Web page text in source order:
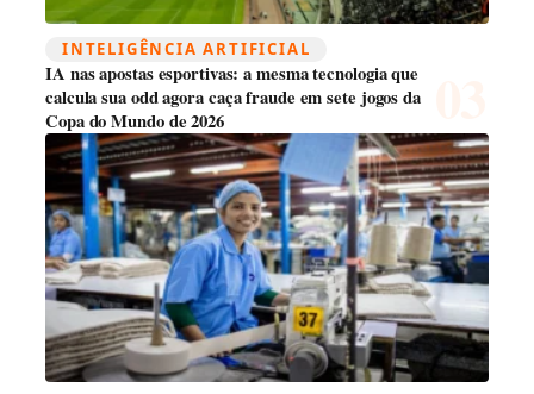
INTELIGÊNCIA ARTIFICIAL
IA nas apostas esportivas: a mesma tecnologia que
calcula sua odd agora caça fraude em sete jogos da
Copa do Mundo de 2026